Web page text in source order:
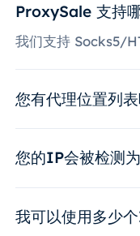
ProxySale 支持
我们支持 Socks5/
您有代理位置列表
您的IP会被检测
我可以使用多少